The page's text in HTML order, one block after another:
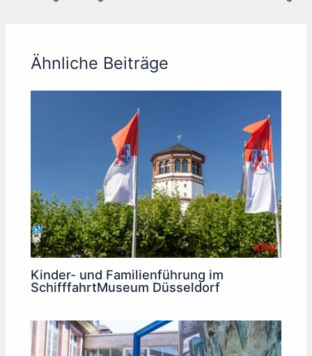
Ähnliche Beiträge
Kinder- und Familienführung im
SchifffahrtMuseum Düsseldorf